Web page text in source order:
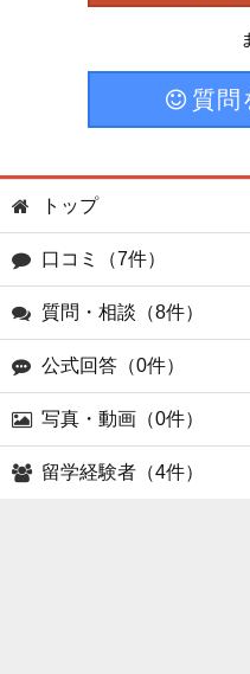
質問
トップ
口コミ（7件）
質問・相談（8件）
公式回答（0件）
写真・動画（0件）
留学経験者（4件）